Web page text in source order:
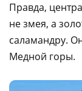
Правда,
не змея, а
саламандру.
Медной горы.